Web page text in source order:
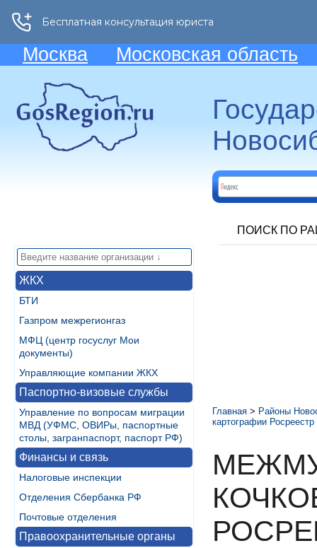
Москва Московская область
ПОИСК ПО
ЖКХ
БТИ
Газпром межрегионгаз
МФЦ (центр госуслуг Мои
документы)
Управляющие компании ЖКХ
Паспортно-визовые службы
Управление по вопросам миграции
МВД (УФМС, ОВИРы, паспортные
столы, загранпаспорт, паспорт РФ)
Финансы и связь
Налоговые инспекции
Отделения Сбербанка РФ
Почтовые отделения
Правоохранительные органы
Главная > Районы
картографии Росреестр